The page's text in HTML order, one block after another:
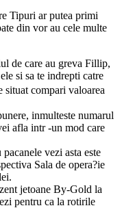
Tipuri ar putea primi
din vor au cele multe
de care au greva Fillip,
si sa te indrepti catre
compari valoarea
inmulteste numarul
afla intr -un mod care
vezi asta este
Sala de opera?ie
jetoane By-Gold la
pentru ca la rotirile